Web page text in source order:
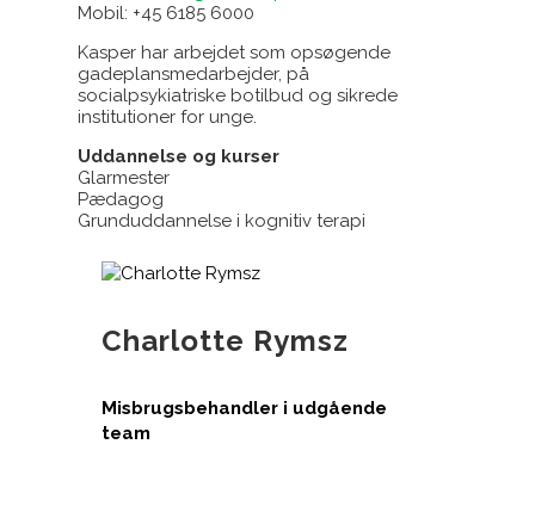
Mobil: +45 6185 6000
Kasper har arbejdet som opsøgende
gadeplansmedarbejder, på
socialpsykiatriske botilbud og sikrede
institutioner for unge.
Uddannelse og kurser
Glarmester
Pædagog
Grunduddannelse i kognitiv terapi
Charlotte Rymsz
Misbrugsbehandler i udgående
team